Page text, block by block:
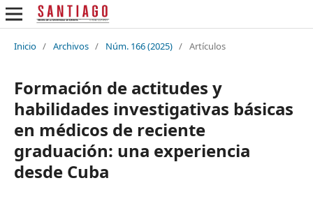
Inicio / Archivos / Núm. 166 (2025) / Artículos
Formación de actitudes y
habilidades investigativas básicas
en médicos de reciente
graduación: una experiencia
desde Cuba